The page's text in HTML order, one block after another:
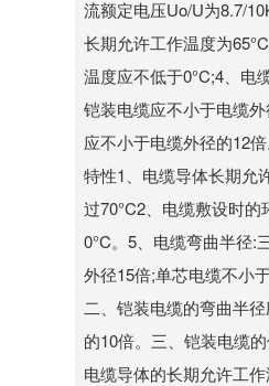
流额定电压Uo/U为8.7/
长期允许工作温度为
温度应不低于0°C;4、电
铠装电缆应不小于电缆
应不小于电缆外径的12
特性1、电缆导体长期允
过70°C2、电缆敷设时
0°C。5、电缆弯曲半径:
外径15倍;单芯电缆不小
二、铠装电缆的弯曲半
的10倍。三、铠装电缆
电缆导体的长期允许工